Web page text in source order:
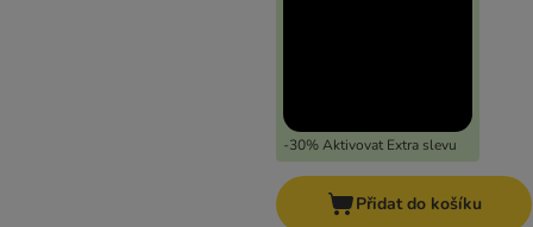
-30% Aktivovat Extra slevu
Přidat do košíku